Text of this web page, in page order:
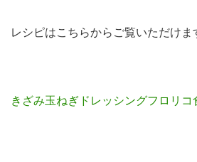
レシピはこちらからご覧いただけま
きざみ玉ねぎドレッシングフロリコ